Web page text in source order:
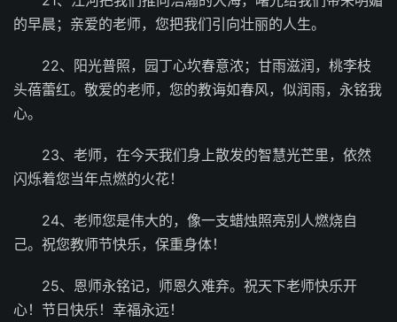
的早晨；亲爱的老师，您把我们引向壮丽的人生。
22、阳光普照，园丁心坎春意浓；甘雨滋润，桃李枝
头蓓蕾红。敬爱的老师，您的教诲如春风，似润雨，永铭我
心。
23、老师，在今天我们身上散发的智慧光芒里，依然
闪烁着您当年点燃的火花！
24、老师您是伟大的，像一支蜡烛照亮别人燃烧自
己。祝您教师节快乐，保重身体！
25、恩师永铭记，师恩久难弃。祝天下老师快乐开
心！节日快乐！幸福永远！